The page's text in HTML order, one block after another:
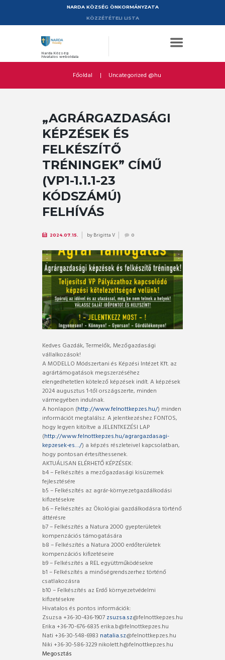
NARDA KÖZSÉG ÖNKORMÁNYZATA
KÖZZÉTÉTELI LISTA
Narda Község
hivatalos weboldala
Főoldal Uncategorized @hu
„AGRÁRGAZDASÁGI
KÉPZÉSEK ÉS
FELKÉSZÍTŐ
TRÉNINGEK” CÍMŰ
(VP1-1.1.1-23
KÓDSZÁMÚ)
FELHÍVÁS
2024.07.15. byBrigitta V 0
Kedves Gazdák, Termelők, Mezőgazdasági
vállalkozások!
A MODELLO Módszertani és Képzési Intézet Kft. az
agrártámogatások megszerzéséhez
elengedhetetlen kötelező képzések indít. A képzések
2024 augusztus 1-től országszerte, minden
vármegyében indulnak.
A honlapon (http://www.felnottkepzes.hu/) minden
információt megtalálsz. A jelentkezéshez FONTOS,
hogy legyen kitöltve a JELENTKEZÉSI LAP
(http://www.felnottkepzes.hu/agrargazdasagi-
kepzesek-es…/) a képzés részleteivel kapcsolatban,
hogy pontosan értesíthessenek.
AKTUÁLISAN ELÉRHETŐ KÉPZÉSEK:
b4 – Felkészítés a mezőgazdasági kisüzemek
fejlesztésére
b5 – Felkészítés az agrár-környezetgazdálkodási
kifizetésekre
b6 – Felkészítés az Ökológiai gazdálkodásra történő
áttérésre
b7 – Felkészítés a Natura 2000 gyepterületek
kompenzációs támogatására
b8 – Felkészítés a Natura 2000 erdőterületek
kompenzációs kifizetéseire
b9 – Felkészítés a REL együttműködésekre
b1 – Felkészítés a minőségrendszerhez történő
csatlakozásra
b10 – Felkészítés az Erdő környezetvédelmi
kifizetésekre
Hivatalos és pontos információk:
Zsuzsa +36-30-436-1907 zsuzsa.sz@felnottkepzes.hu
Erika +36-70-676-6835 erika.b@felnottkepzes.hu
Nati +36-30-548-6983 natalia.sz@felnottkepzes.hu
Niki +36-30-586-3229 nikolett.h@felnottkepzes.hu
Megosztás